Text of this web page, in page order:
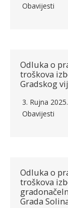
Obavijesti
Odluka o
troškova
Gradskog
3. Rujna 2025.
Obavijesti
Odluka o
troškova
Grada